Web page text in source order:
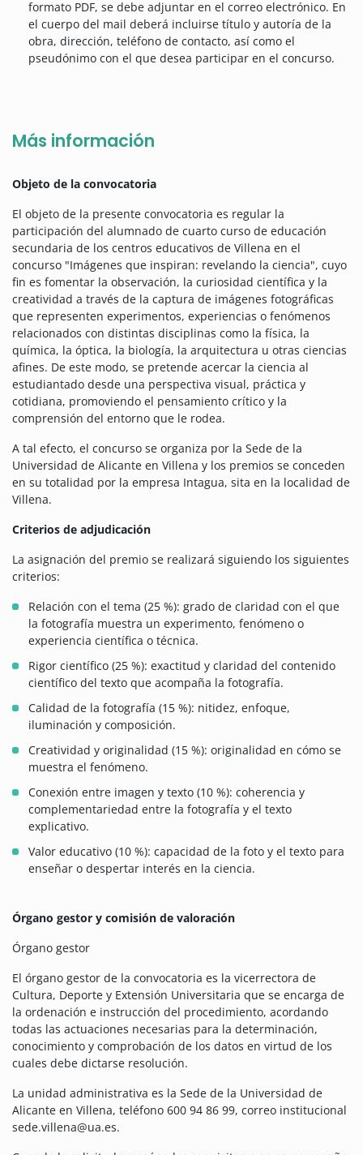
formato PDF, se debe adjuntar en el correo electrónico. En
el cuerpo del mail deberá incluirse título y autoría de la
obra, dirección, teléfono de contacto, así como el
pseudónimo con el que desea participar en el concurso.
Más información
Objeto de la convocatoria
El objeto de la presente convocatoria es regular la
participación del alumnado de cuarto curso de educación
secundaria de los centros educativos de Villena en el
concurso "Imágenes que inspiran: revelando la ciencia", cuyo
fin es fomentar la observación, la curiosidad científica y la
creatividad a través de la captura de imágenes fotográficas
que representen experimentos, experiencias o fenómenos
relacionados con distintas disciplinas como la física, la
química, la óptica, la biología, la arquitectura u otras ciencias
afines. De este modo, se pretende acercar la ciencia al
estudiantado desde una perspectiva visual, práctica y
cotidiana, promoviendo el pensamiento crítico y la
comprensión del entorno que le rodea.
A tal efecto, el concurso se organiza por la Sede de la
Universidad de Alicante en Villena y los premios se conceden
en su totalidad por la empresa Intagua, sita en la localidad de
Villena.
Criterios de adjudicación
La asignación del premio se realizará siguiendo los siguientes
criterios:
Relación con el tema (25 %): grado de claridad con el que
la fotografía muestra un experimento, fenómeno o
experiencia científica o técnica.
Rigor científico (25 %): exactitud y claridad del contenido
científico del texto que acompaña la fotografía.
Calidad de la fotografía (15 %): nitidez, enfoque,
iluminación y composición.
Creatividad y originalidad (15 %): originalidad en cómo se
muestra el fenómeno.
Conexión entre imagen y texto (10 %): coherencia y
complementariedad entre la fotografía y el texto
explicativo.
Valor educativo (10 %): capacidad de la foto y el texto para
enseñar o despertar interés en la ciencia.
Órgano gestor y comisión de valoración
Órgano gestor
El órgano gestor de la convocatoria es la vicerrectora de
Cultura, Deporte y Extensión Universitaria que se encarga de
la ordenación e instrucción del procedimiento, acordando
todas las actuaciones necesarias para la determinación,
conocimiento y comprobación de los datos en virtud de los
cuales debe dictarse resolución.
La unidad administrativa es la Sede de la Universidad de
Alicante en Villena, teléfono 600 94 86 99, correo institucional
sede.villena@ua.es.